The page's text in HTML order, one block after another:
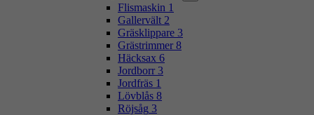
Flismaskin 1
Gallervält 2
Gräsklippare 3
Grästrimmer 8
Häcksax 6
Jordborr 3
Jordfräs 1
Lövblås 8
Röjsåg 3